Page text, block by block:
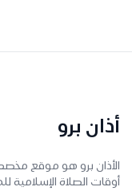
أذان برو
الأذان برو هو موقع
أوقات الصلاة الإسلامية